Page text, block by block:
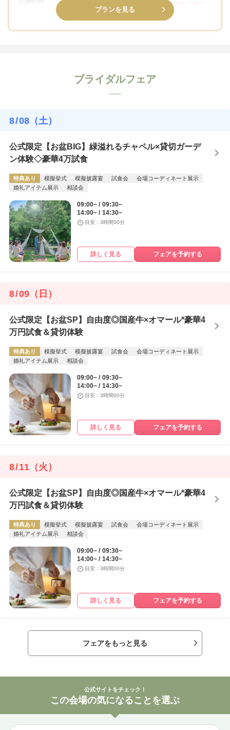
2,690,000
プランを見る
ブライダルフェア
8/08 （土）
公式限定【お盆BIG】緑溢れるチャペル×貸切ガーデ
ン体験◇豪華4万試食
特典あり 模擬挙式 模擬披露宴 試食会
会場コーディネート展示
婚礼アイテム展示
相談会
09:00~
09:30~
14:00~
14:30~
目安：3時間00分
詳しく見る フェアを予約する
8/09 （日）
公式限定【お盆SP】自由度◎国産牛×オマール*豪華4
万円試食＆貸切体験
特典あり 模擬挙式 模擬披露宴 試食会
会場コーディネート展示
婚礼アイテム展示
相談会
09:00~
09:30~
14:00~
14:30~
目安：3時間00分
詳しく見る フェアを予約する
8/11 （火）
公式限定【お盆SP】自由度◎国産牛×オマール*豪華4
万円試食＆貸切体験
特典あり 模擬挙式 模擬披露宴 試食会
会場コーディネート展示
婚礼アイテム展示
相談会
09:00~
09:30~
14:00~
14:30~
目安：3時間00分
詳しく見る フェアを予約する
フェアをもっと見る
公式サイトをチェック！
この会場の気になることを選ぶ